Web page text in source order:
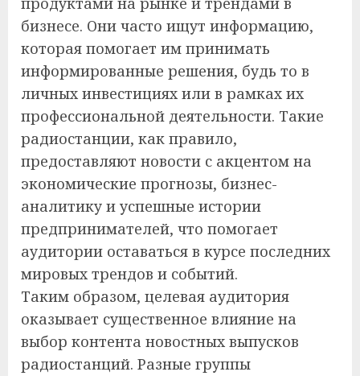
бизнесе. Они часто ищут информацию,
которая помогает им принимать
информированные решения, будь то в
личных инвестициях или в рамках их
профессиональной деятельности. Такие
радиостанции, как правило,
предоставляют новости с акцентом на
экономические прогнозы, бизнес-
аналитику и успешные истории
предпринимателей, что помогает
аудитории оставаться в курсе последних
мировых трендов и событий.
Таким образом, целевая аудитория
оказывает существенное влияние на
выбор контента новостных выпусков
радиостанций. Разные группы